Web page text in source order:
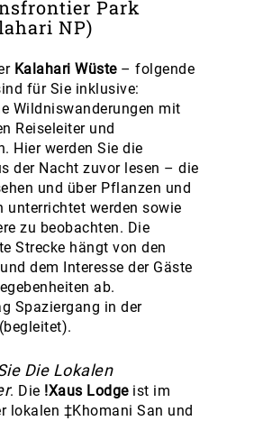
Park
NP)
Kalahari Wüste– folgende
für Sie inklusive:
Wildniswanderungen mit
Reiseleiter und
Hier werden Sie die
der Nacht zuvor lesen – die
und über Pflanzen und
unterrichtet werden sowie
zu beobachten. Die
Strecke hängt von den
dem Interesse der Gäste
ab.
Spaziergang in der
Die Lokalen
. Die !Xaus Lodgeist im
lokalen ‡Khomani San und